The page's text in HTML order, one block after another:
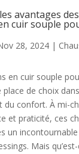
avantages des
cuir souple
28, 2024|
en cuir souple
de choix dans
du confort. À mi-
et praticité, ces
un
Mais